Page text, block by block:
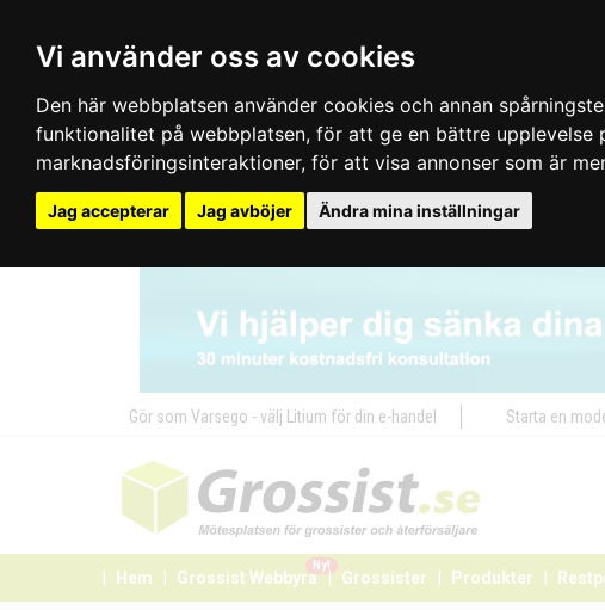
Vi använder oss av cookies
Den här webbplatsen använder cookies och annan
funktionalitet på webbplatsen, för att ge en bättre upplevelse
marknadsföringsinteraktioner, för att visa annonser som är
Jag accepterar Jag avböjer Ändra mina inställningar
Gör som Varsego - välj Litium för din e-handel Starta en
Hem Grossist Webbyrå
Ny!
Grossister Produkter